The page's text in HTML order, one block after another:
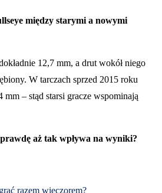
między starymi a nowymi
12,7 mm, a drut wokół niego
W tarczach sprzed 2015 roku
mm – stąd starsi gracze wspominają
aż tak wpływa na wyniki?
razem wieczorem?